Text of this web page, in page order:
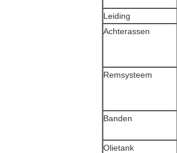
Leiding
Achterassen
Remsysteem
Banden
Olietank